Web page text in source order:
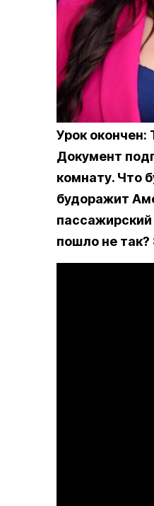
Урок окончен:
Документ
комнату. Что
будоражит
пошло не так?